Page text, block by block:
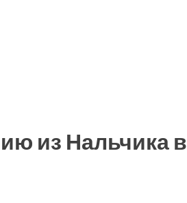
из Нальчика в